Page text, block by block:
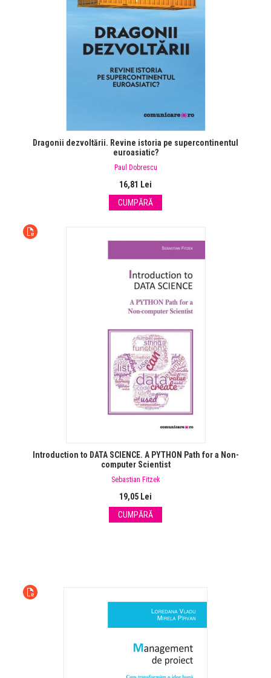
Dragonii dezvoltării. Revine istoria pe supercontinentul
euroasiatic?
Paul Dobrescu
16,81 Lei
CUMPĂRĂ
Introduction to DATA SCIENCE. A PYTHON Path for a Non-
computer Scientist
Sebastian Fitzek
19,05 Lei
CUMPĂRĂ